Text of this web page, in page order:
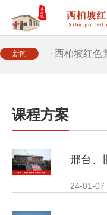
新闻
· 西柏坡红
· 西柏坡红
· 2026年干
· 2026年干
· 筑牢新时
课程方案
邢台、
24-01-07